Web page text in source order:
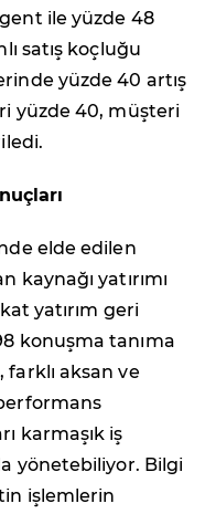
ile yüzde 48
satış koçluğu
yüzde 40 artış
yüzde 40, müşteri
elde edilen
yatırımı
yatırım geri
konuşma tanıma
aksan ve
karmaşık iş
yönetebiliyor. Bilgi
işlemlerin